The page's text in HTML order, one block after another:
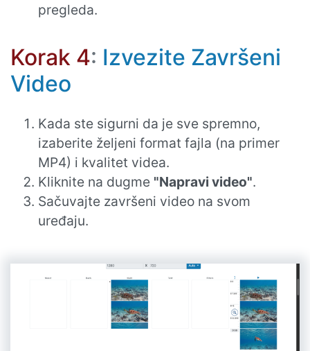
pregleda.
Korak 4: Izvezite Završeni
Video
Kada ste sigurni da je sve spremno,
izaberite željeni format fajla (na primer
MP4) i kvalitet videa.
Kliknite na dugme "Napravi video".
Sačuvajte završeni video na svom
uređaju.